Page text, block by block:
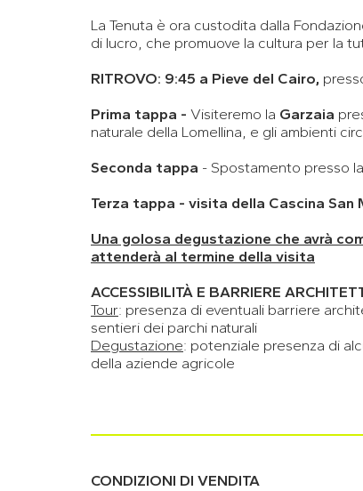
La Tenuta è ora custodita dalla
di lucro, che promuove la cultura per la
RITROVO: 9:45 a Pieve del Cairo,
Prima tappa - Visiteremo la Garzaia
naturale della Lomellina, e gli ambienti
Seconda tappa - Spostamento presso la
Terza tappa - visita della Cascina San
Una golosa degustazione che avrà
attenderà al termine della visita
ACCESSIBILITÀ E BARRIERE
Tour: presenza di eventuali barriere
sentieri dei parchi naturali
Degustazione: potenziale presenza di
della aziende agricole
CONDIZIONI DI VENDITA